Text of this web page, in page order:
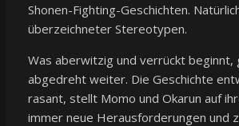
Shonen-Fighting-Geschichten.
überzeichneter Stereotypen.
Was aberwitzig und verrückt beginnt,
abgedreht weiter. Die Geschichte
rasant, stellt Momo und Okarun auf
immer neue Herausforderungen und